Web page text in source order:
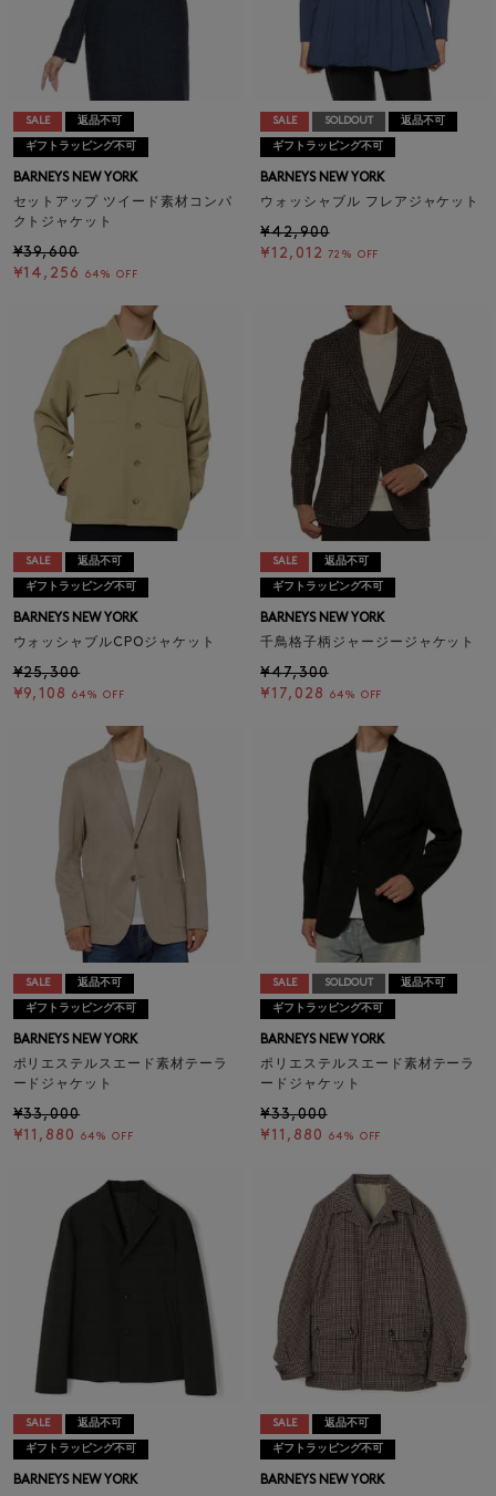
SALE 返品不可
ギフトラッピング不可
BARNEYS NEW YORK
セットアップ ツイード素材コンパ
クトジャケット
¥39,600
¥14,256
64% OFF
SALE SOLDOUT 返品不可
ギフトラッピング不可
BARNEYS NEW YORK
ウォッシャブル フレアジャケット
¥42,900
¥12,012 72% OFF
SALE 返品不可
ギフトラッピング不可
BARNEYS NEW YORK
ウォッシャブルCPOジャケット
¥25,300
¥9,108
64% OFF
SALE 返品不可
ギフトラッピング不可
BARNEYS NEW YORK
千鳥格子柄ジャージージャケット
¥47,300
¥17,028
64% OFF
SALE 返品不可
ギフトラッピング不可
BARNEYS NEW YORK
ポリエステルスエード素材テーラ
ードジャケット
¥33,000
¥11,880
64% OFF
SALE SOLDOUT 返品不可
ギフトラッピング不可
BARNEYS NEW YORK
ポリエステルスエード素材テーラ
ードジャケット
¥33,000
¥11,880
64% OFF
SALE 返品不可
ギフトラッピング不可
BARNEYS NEW YORK
SALE 返品不可
ギフトラッピング不可
BARNEYS NEW YORK